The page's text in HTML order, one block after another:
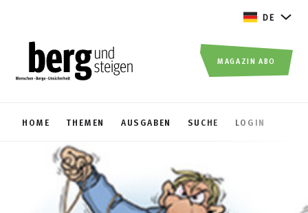
DE
HOME THEMEN AUSGABEN SUCHE LOGIN
MAGAZIN ABO